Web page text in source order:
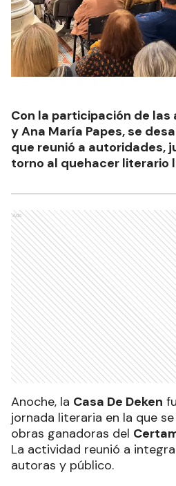
Con la participación de
y Ana María Papes, se
que reunió a autoridades,
torno al quehacer literario
Ads
Anoche, la Casa De Deken
jornada literaria en la que
obras ganadoras del
La actividad reunió a
autoras y público.